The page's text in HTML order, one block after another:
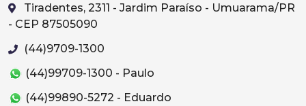
Tiradentes, 2311 - Jardim Paraíso - Umuarama/PR
- CEP 87505090
(44)9709-1300
(44)99709-1300 - Paulo
(44)99890-5272 - Eduardo